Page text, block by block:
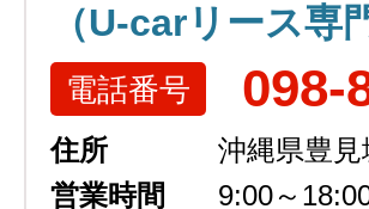
（U-carリース専
電話番号 098-
住所
沖縄県豊
営業時間
9:00～